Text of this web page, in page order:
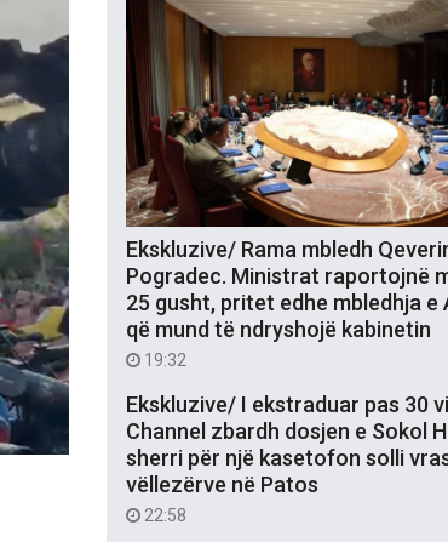
Ekskluzive/ Rama mbledh
Pogradec. Ministrat raportojnë
25 gusht, pritet edhe mbledhja e
që mund të ndryshojë kabinetin
19:32
Ekskluzive/ I ekstraduar pas 30
Channel zbardh dosjen e Sokol
sherri për një kasetofon solli
vëllezërve në Patos
22:58